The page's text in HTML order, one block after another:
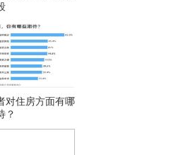
对住房方面有哪
？